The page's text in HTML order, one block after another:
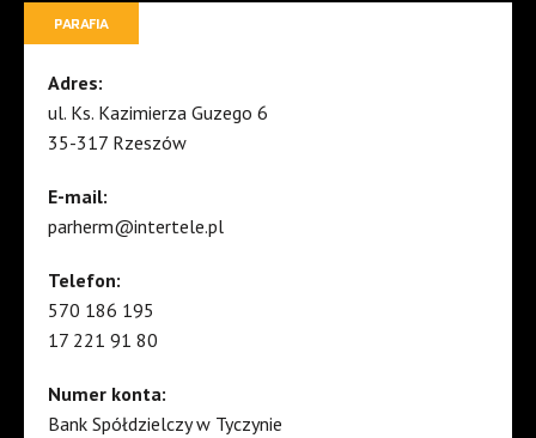
PARAFIA
Adres:
ul. Ks. Kazimierza Guzego 6
35-317 Rzeszów
E-mail:
parherm@intertele.pl
Telefon:
570 186 195
17 221 91 80
Numer konta:
Bank Spółdzielczy w Tyczynie